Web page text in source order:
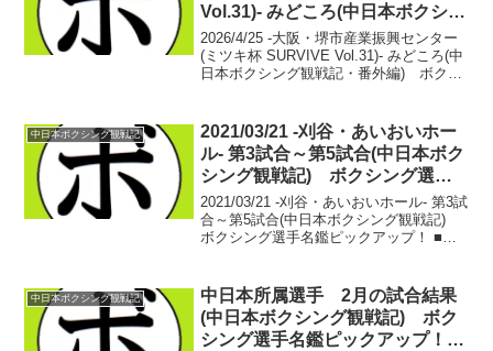
Vol.31)- みどころ(中日本ボクシン
グ観戦記・番外編) ボクシング
選手名鑑ピックアップ！
2026/4/25 -大阪・堺市産業振興センター
(ミツキ杯 SURVIVE Vol.31)- みどころ(中
日本ボクシング観戦記・番外編) ボクシ
信。ミツキ杯 S...
中日本ボクシング観戦記
2021/03/21 -刈谷・あいおいホー
ル- 第3試合～第5試合(中日本ボク
シング観戦記) ボクシング選手
名鑑ピックアップ！
2021/03/21 -刈谷・あいおいホール- 第3試
合～第5試合(中日本ボクシング観戦記)
ボクシング選手名鑑ピックアップ！ ■中
(和光)宮崎 裕也 4戦2...
中日本ボクシング観戦記
中日本所属選手 2月の試合結果
(中日本ボクシング観戦記) ボク
シング選手名鑑ピックアップ！